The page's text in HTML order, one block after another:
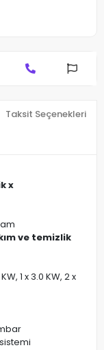
Taksit Seçenekleri
x
ve temizlik
KW, 1 x 3.0 KW, 2 x